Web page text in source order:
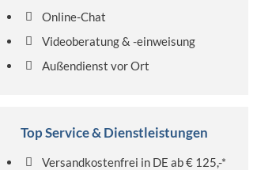
Online-Chat
Videoberatung & -einweisung
Außendienst vor Ort
Top Service & Dienstleistungen
Versandkostenfrei in DE ab € 125,-*